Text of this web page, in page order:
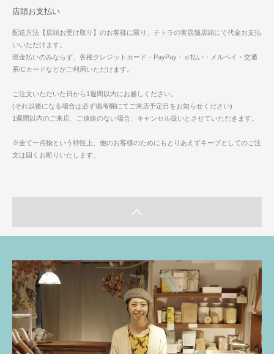
店頭お支払い
配送方法【店頭お受け取り】のお客様に限り、テトラの実店舗店頭にて代金お支払
いいただけます。
現金払いのみならず、各種クレジットカード・PayPay・ｄ払い・メルペイ・交通
系ICカードなどがご利用いただけます。
ご注文いただいた日から1週間以内にお越しください。
(それ以後になる場合は必ず備考欄にてご来店予定日をお知らせください)
1週間以内のご来店、ご連絡のない場合、キャンセル扱いとさせていただきます。
※全て一点物という特性上、他のお客様のためにもとりあえずキープとしてのご注
文は固くお断りいたします。